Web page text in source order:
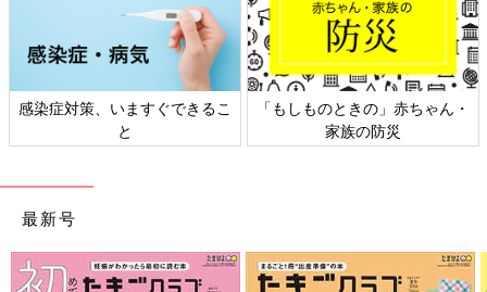
家での歯磨きにも変
化が！歯医者デビュ
ー連載 最終話【なか
よし兄妹日記#14】
一覧
次の話
夫が担当したほうが上
手くいったこと。父親
の役割と母親の役割
【なかよし兄妹日記
vol.16】
感染症対策、いますぐできるこ
と
「もしものときの」赤ちゃん・
家族の防災
最新号